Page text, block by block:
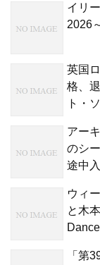
イリ
2026
英国
格、
ト・
アー
のシ
途中
ウィ
と木
「第